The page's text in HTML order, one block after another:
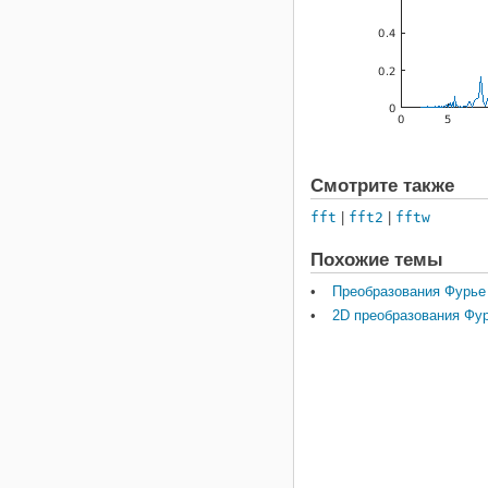
Смотрите также
fft fft2 fftw
Похожие темы
Преобразования Фурье
2D преобразования